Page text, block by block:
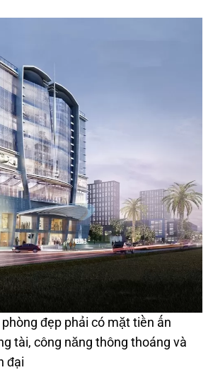
đẹp phải có mặt tiền ấn
tài, công năng thông thoáng và
đại